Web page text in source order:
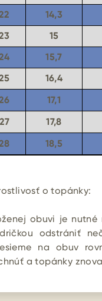
14,3
15
15,7
16,4
17,1
27
17,8
18,5
o topánky:
obuvi je
odstrániť
na obuv
a topánky